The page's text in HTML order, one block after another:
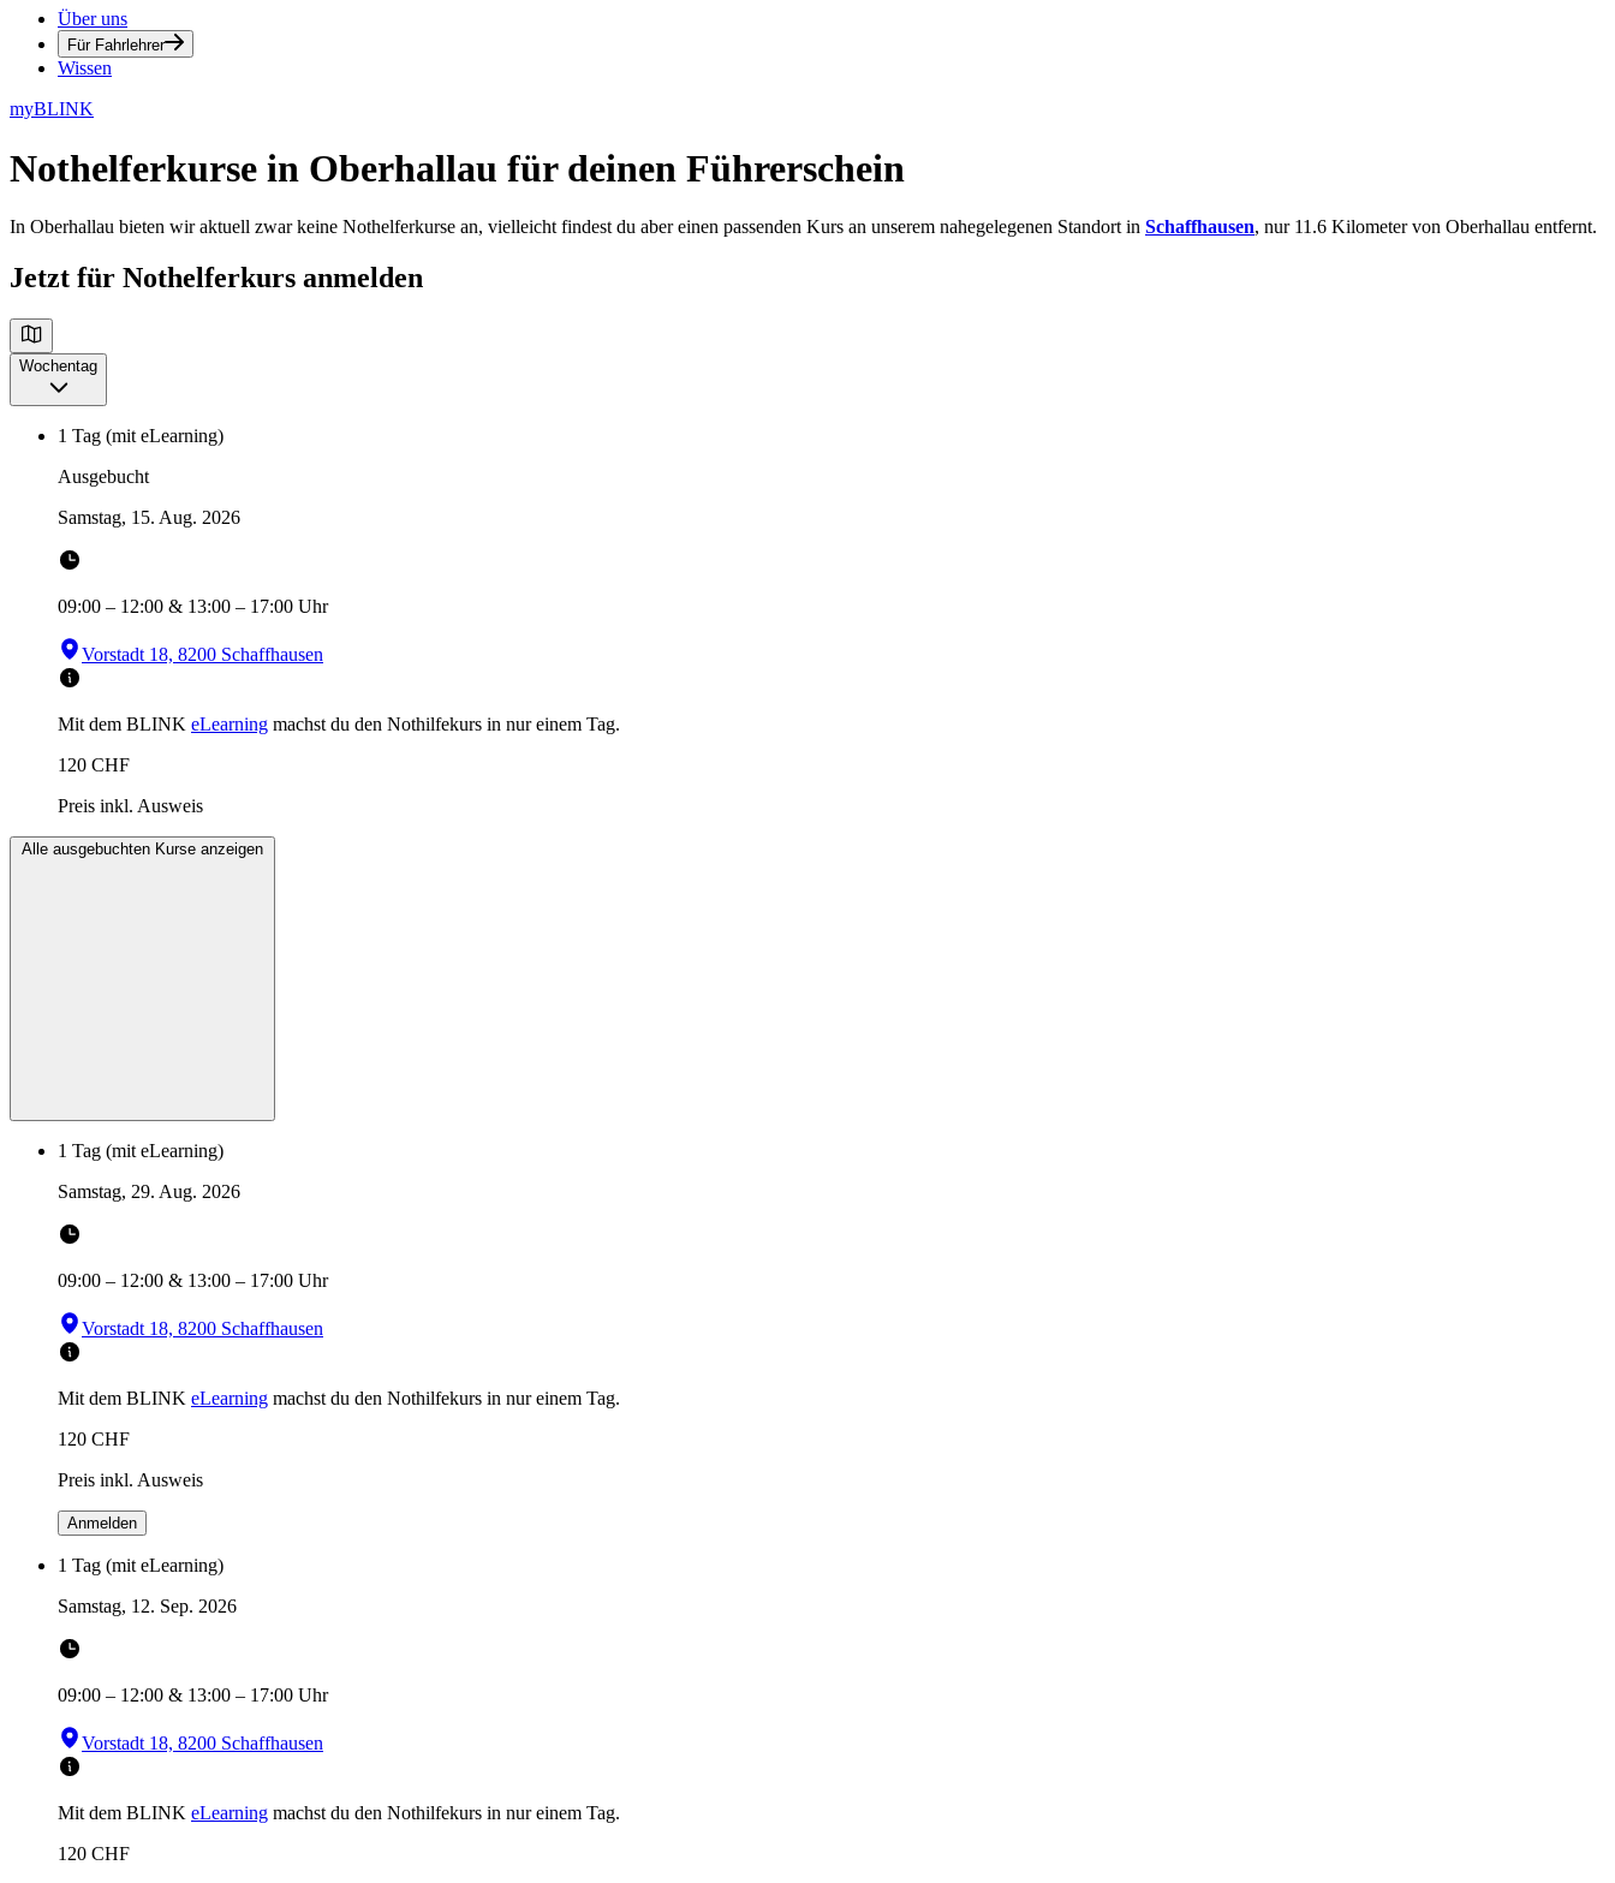
Über uns
Für Fahrlehrer
Wissen
myBLINK
Nothelferkurse in Oberhallau für deinen Führerschein
In Oberhallau bieten wir aktuell zwar keine Nothelferkurse an, vielleicht findest du aber einen passenden Kurs an unserem nahegelegenen Standort in Schaffhausen, nur 11.6 Kilometer von Oberhallau entfernt.
Jetzt für Nothelferkurs anmelden
Wochentag
1 Tag (mit eLearning)
Ausgebucht
Samstag, 15. Aug. 2026
09:00 – 12:00 & 13:00 – 17:00 Uhr
Vorstadt 18, 8200 Schaffhausen
Mit dem BLINK eLearning machst du den Nothilfekurs in nur einem Tag.
120 CHF
Preis inkl. Ausweis
Alle ausgebuchten Kurse anzeigen
1 Tag (mit eLearning)
Samstag, 29. Aug. 2026
09:00 – 12:00 & 13:00 – 17:00 Uhr
Vorstadt 18, 8200 Schaffhausen
Mit dem BLINK eLearning machst du den Nothilfekurs in nur einem Tag.
120 CHF
Preis inkl. Ausweis
Anmelden
1 Tag (mit eLearning)
Samstag, 12. Sep. 2026
09:00 – 12:00 & 13:00 – 17:00 Uhr
Vorstadt 18, 8200 Schaffhausen
Mit dem BLINK eLearning machst du den Nothilfekurs in nur einem Tag.
120 CHF